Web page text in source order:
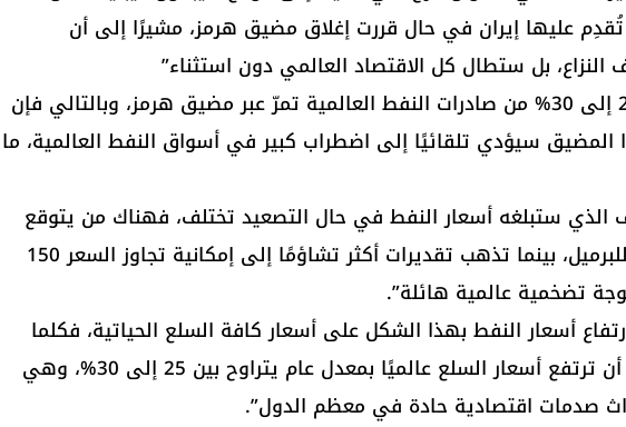
عليها إيران في حال قررت إغلاق مضيق هرمز، مشيرًا إلى أن
بل ستطال كل الاقتصاد العالمي دون استثناء”
وقال فرح إن “المعروف أن نحو 25 إلى 30% من صادرات النفط العالمية تمرّ عبر مضيق هرمز، وبالتالي فإن
سيؤدي تلقائيًا إلى اضطراب كبير في أسواق النفط العالمية، ما
الذي ستبلغه أسعار النفط في حال التصعيد تختلف، فهناك من يتوقع
ارتفاعها إلى ما فوق 100 دولار للبرميل، بينما تذهب تقديرات أكثر تشاؤمًا إلى إمكانية تجاوز السعر 150
تضخمية عالمية هائلة”.
أسعار النفط بهذا الشكل على أسعار كافة السلع الحياتية، فكلما
ارتفع النفط بنسبة 100%، يُتوقع أن ترتفع أسعار السلع عالميًا بمعدل عام يتراوح بين 25 إلى 30%، وهي
صدمات اقتصادية حادة في معظم الدول”.